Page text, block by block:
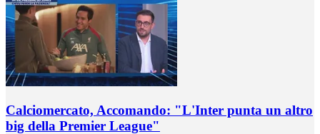
Calciomercato, Accomando: "L'Inter punta un altro
big della Premier League"